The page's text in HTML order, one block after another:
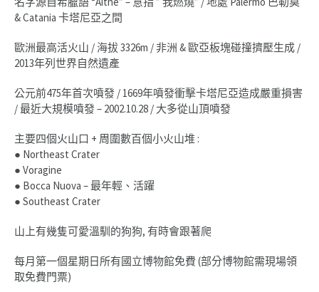
& Catania 卡塔尼亞之間
歐洲最高活火山 / 海拔 3326m / 非洲 & 歐亞板塊碰撞擠壓生成 /
2013年列世界自然遺產
公元前475年首次噴發 / 1669年噴發衝擊卡塔尼亞造成嚴重損害
/ 最近大規模噴發 – 2002.10.28 / 大多從山頂噴發
主要四個火山口 + 周圍數百個小火山堆 :
● Northeast Crater
● Voragine
● Bocca Nuova – 最年輕、活躍
● Southeast Crater
山上有幾隻可愛溫馴的狗狗, 有時會跟著爬
每月第一個星期日所有國立博物館免費 (部分博物館需現場領
取免費門票)